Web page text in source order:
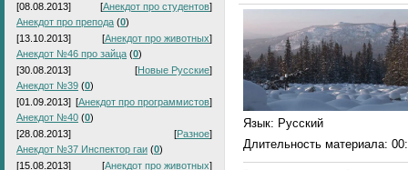
[08.08.2013]
[Анекдот про студентов]
Анекдот про препода (0)
[13.10.2013]
[Анекдот про животных]
Анекдот №46 про зайца (0)
[30.08.2013]
[Новые Русские]
Анекдот №39 (0)
[01.09.2013] [Анекдот про программистов]
Анекдот №40 (0)
[28.08.2013]
[Разное]
Анекдот №37 Инспектор гаи (0)
[15.08.2013]
[Анекдот про животных]
Язык: Русский
Длительность материала: